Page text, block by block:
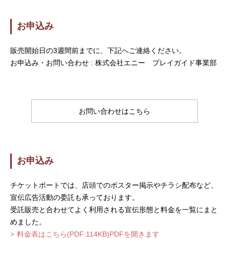
お申込み
販売開始日の3週間前までに、下記へご連絡ください。
お申込み・お問い合わせ : 株式会社エニー プレイガイド事業部
お問い合わせはこちら
お申込み
チケットポートでは、店頭でのポスター掲示やチラシ配布など、
宣伝広告活動の委託も承っております。
受託販売と合わせてよく利用される宣伝形態と料金を一覧にまと
めました。
料金表はこちら(PDF:114KB)PDFを開きます